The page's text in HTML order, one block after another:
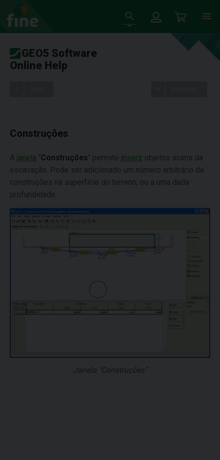
GEO5 Software
Online Help
Construções
A janela "Construções" permite inserir objetos acima da
escavação. Pode ser adicionado um número arbitrário de
construções na superfície do terreno, ou a uma dada
profundidade.
Janela "Construções"